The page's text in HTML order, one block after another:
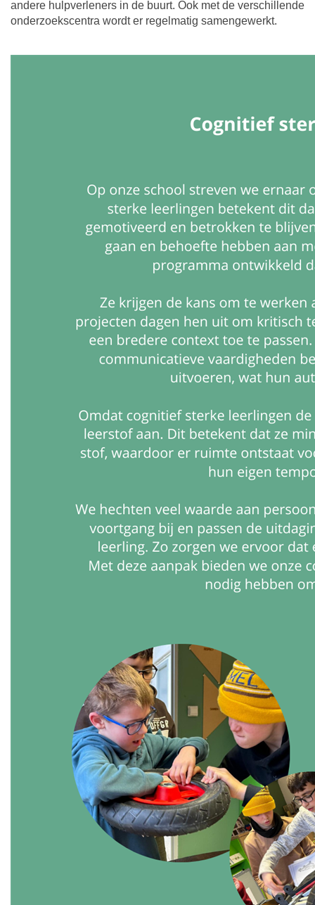
andere hulpverleners in de buurt. Ook met de verschillende
onderzoekscentra wordt er regelmatig samengewerkt.